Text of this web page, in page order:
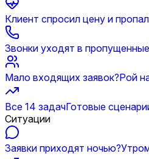
Клиент спросил цену и
Звонки уходят в
Мало входящих заявок?Рой
Все 14 задачГотовые
Ситуации
Заявки приходят ночью?